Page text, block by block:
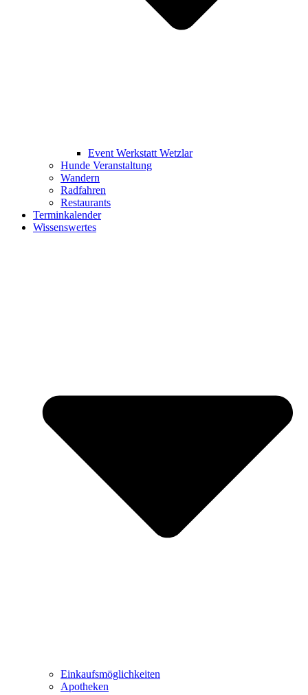
Event Werkstatt Wetzlar
Hunde Veranstaltung
Wandern
Radfahren
Restaurants
Terminkalender
Wissenswertes
Einkaufsmöglichkeiten
Apotheken